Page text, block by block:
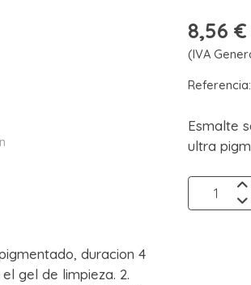
duracion 4
gel de limpieza. 2.
8,56 €
(IVA
Esmalte
ultra